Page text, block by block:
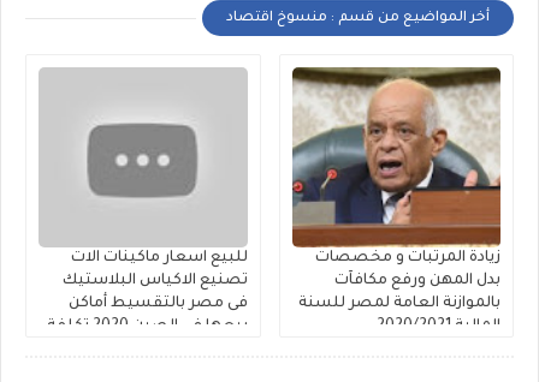
أخر المواضيع من قسم : منسوخ اقتصاد
زيادة المرتبات و مخصصات
بدل المهن ورفع مكافآت
بالموازنة العامة لمصر للسنة
المالية 2020/2021
للبيع اسعار ماكينات الات
تصنيع الاكياس البلاستيك
فى مصر بالتقسيط أماكن
بيعها فى الصين 2020 تكلفة